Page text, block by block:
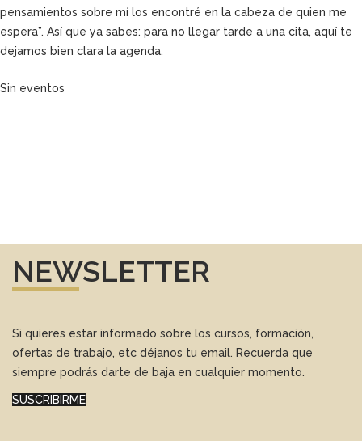
pensamientos sobre mí los encontré en la cabeza de quien me
espera”. Así que ya sabes: para no llegar tarde a una cita, aquí te
dejamos bien clara la agenda.
Sin eventos
NEWSLETTER
Si quieres estar informado sobre los cursos, formación,
ofertas de trabajo, etc déjanos tu email. Recuerda que
siempre podrás darte de baja en cualquier momento.
SUSCRIBIRME